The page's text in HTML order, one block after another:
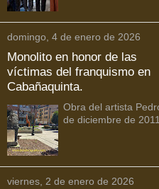
domingo, 4 de enero de 2026
Monolito en honor de las
víctimas del franquismo en
Cabañaquinta.
Obra del artista
de diciembre de 2011.
viernes, 2 de enero de 2026